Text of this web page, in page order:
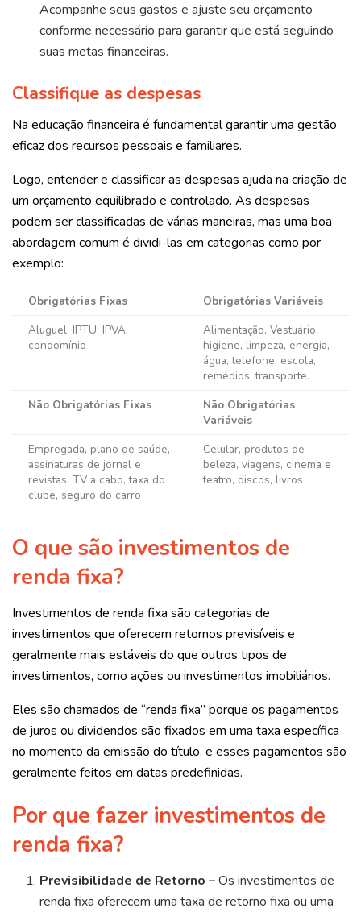
Acompanhe seus gastos e ajuste seu orçamento
conforme necessário para garantir que está seguindo
suas metas financeiras.
Classifique as despesas
Na educação financeira é fundamental garantir uma gestão
eficaz dos recursos pessoais e familiares.
Logo, entender e classificar as despesas ajuda na criação de
um orçamento equilibrado e controlado. As despesas
podem ser classificadas de várias maneiras, mas uma boa
abordagem comum é dividi-las em categorias como por
exemplo:
Obrigatórias Fixas
Obrigatórias Variáveis
Aluguel, IPTU, IPVA,
condomínio
Alimentação, Vestuário,
higiene, limpeza, energia,
água, telefone, escola,
remédios, transporte.
Não Obrigatórias Fixas
Não Obrigatórias
Variáveis
Empregada, plano de saúde,
assinaturas de jornal e
revistas, TV a cabo, taxa do
clube, seguro do carro
Celular, produtos de
beleza, viagens, cinema e
teatro, discos, livros
O que são investimentos de
renda fixa?
Investimentos de renda fixa são categorias de
investimentos que oferecem retornos previsíveis e
geralmente mais estáveis do que outros tipos de
investimentos, como ações ou investimentos imobiliários.
Eles são chamados de “renda fixa” porque os pagamentos
de juros ou dividendos são fixados em uma taxa específica
no momento da emissão do título, e esses pagamentos são
geralmente feitos em datas predefinidas.
Por que fazer investimentos de
renda fixa?
Previsibilidade de Retorno –Os investimentos de
renda fixa oferecem uma taxa de retorno fixa ou uma